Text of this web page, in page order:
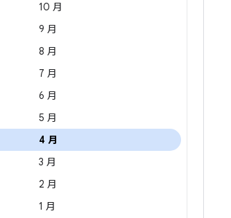
10 月
9 月
8 月
7 月
6 月
5 月
4 月
3 月
2 月
1 月